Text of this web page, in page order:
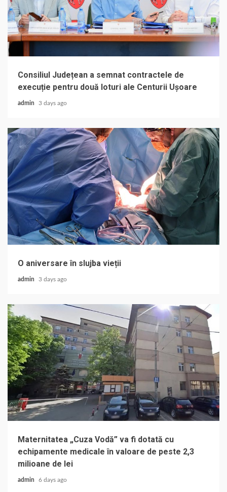
Consiliul Județean a semnat contractele de
execuție pentru două loturi ale Centurii Ușoare
admin 3 days ago
O aniversare în slujba vieții
admin 3 days ago
Maternitatea „Cuza Vodă” va fi dotată cu
echipamente medicale în valoare de peste 2,3
milioane de lei
admin 6 days ago